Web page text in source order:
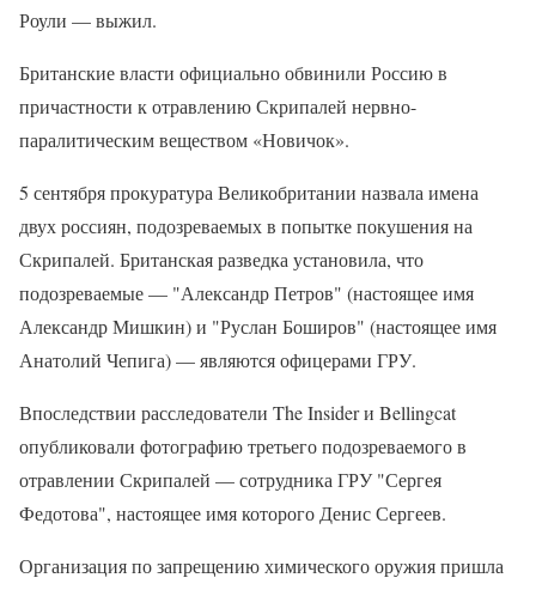
Роули — выжил.
Британские власти официально обвинили Россию в
причастности к отравлению Скрипалей нервно-
паралитическим веществом «Новичок».
5 сентября прокуратура Великобритании назвала имена
двух россиян, подозреваемых в попытке покушения на
Скрипалей. Британская разведка установила, что
подозреваемые — "Александр Петров" (настоящее имя
Александр Мишкин) и "Руслан Боширов" (настоящее имя
Анатолий Чепига) — являются офицерами ГРУ.
Впоследствии расследователи The Insider и Bellingcat
опубликовали фотографию третьего подозреваемого в
отравлении Скрипалей — сотрудника ГРУ "Сергея
Федотова", настоящее имя которого Денис Сергеев.
Организация по запрещению химического оружия пришла